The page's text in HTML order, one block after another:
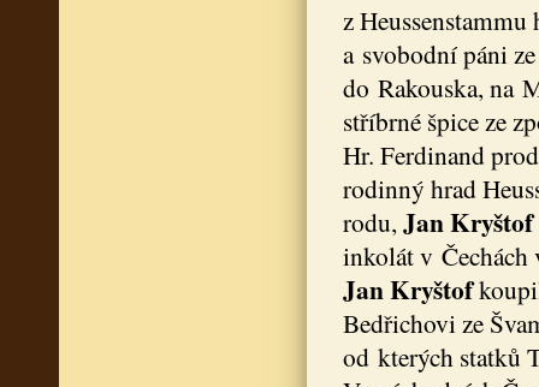
z Heussenstammu
a svobodní páni
do Rakouska, na
stříbrné špice ze
Hr. Ferdinand
rodinný hrad
rodu, Jan
inkolát v
Jan Kryštof
Bedřichovi ze
od kterých statků